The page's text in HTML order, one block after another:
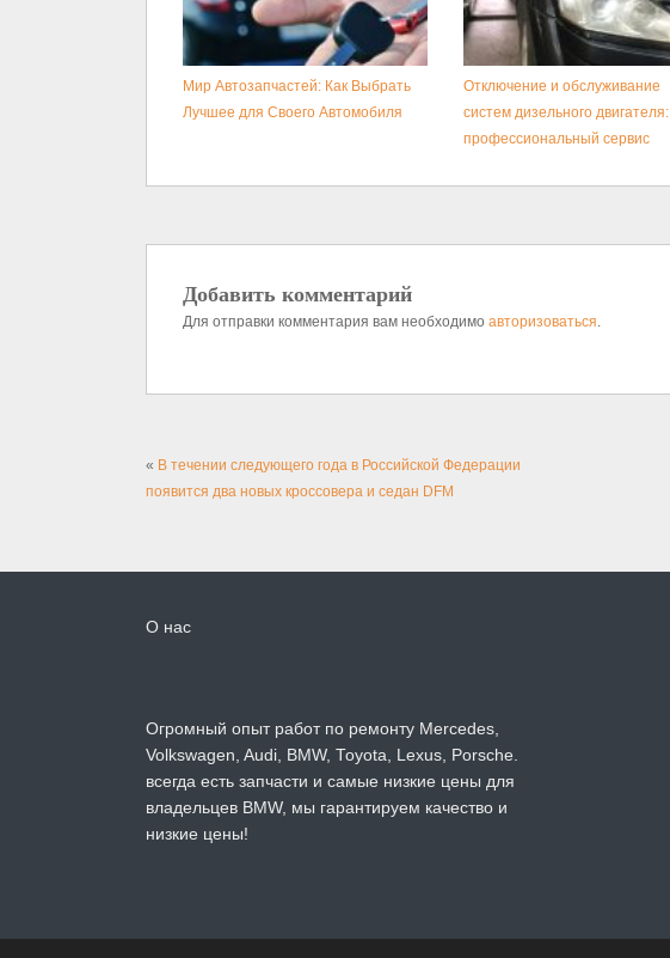
Мир Автозапчастей: Как Выбрать
Лучшее для Своего Автомобиля
Отключение и обслуживание
систем дизельного двигателя:
профессиональный сервис
Добавить комментарий
Для отправки комментария вам необходимо авторизоваться
« В течении следующего года в Российской Федерации
появится два новых кроссовера и седан DFM
О нас
Огромный опыт работ по ремонту Mercedes,
Volkswagen, Audi, BMW, Toyota, Lexus, Porsche.
всегда есть запчасти и самые низкие цены для
владельцев BMW, мы гарантируем качество и
низкие цены!